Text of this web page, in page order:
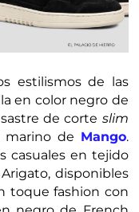
estilismos de las
en color negro de
de corte slim
marino de Mango.
casuales en tejido
disponibles
toque fashion con